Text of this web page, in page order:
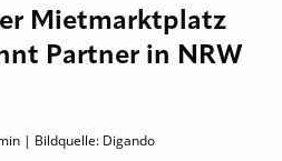
Mietmarktplatz
Partner in NRW
| Bildquelle: Digando